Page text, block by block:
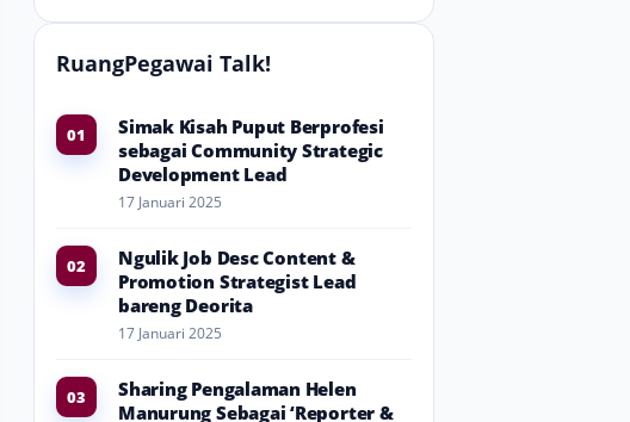
RuangPegawai Talk!
01
Simak Kisah Puput Berprofesi
sebagai Community Strategic
Development Lead
17 Januari 2025
02
Ngulik Job Desc Content &
Promotion Strategist Lead
bareng Deorita
17 Januari 2025
03
Sharing Pengalaman Helen
Manurung Sebagai ‘Reporter &